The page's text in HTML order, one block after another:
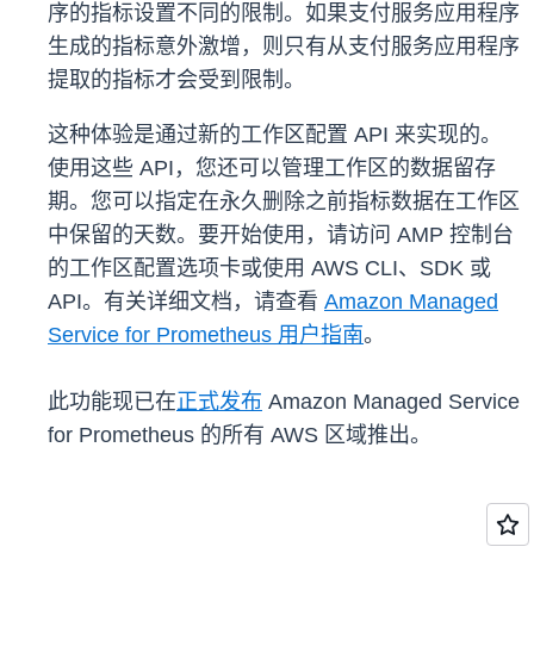
序的指标设置不同的限制。如果支付服务应用程序
生成的指标意外激增，则只有从支付服务应用程序
提取的指标才会受到限制。
这种体验是通过新的工作区配置 API 来实现的。
使用这些 API，您还可以管理工作区的数据留存
期。您可以指定在永久删除之前指标数据在工作区
中保留的天数。要开始使用，请访问 AMP 控制台
的工作区配置选项卡或使用 AWS CLI、SDK 或
API。有关详细文档，请查看 Amazon Managed
Service for Prometheus 用户指南。
此功能现已在正式发布 Amazon Managed Service
for Prometheus 的所有 AWS 区域推出。